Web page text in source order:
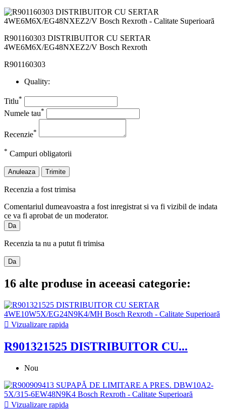
R901160303 DISTRIBUITOR CU SERTAR
4WE6M6X/EG48NXEZ2/V Bosch Rexroth
R901160303
Quality:
Titlu*
Numele tau*
Recenzie*
* Campuri obligatorii
Anuleaza Trimite
Recenzia a fost trimisa
Comentariul dumeavoastra a fost inregistrat si va fi vizibil de indata
ce va fi aprobat de un moderator.
Da
Recenzia ta nu a putut fi trimisa
Da
16 alte produse in aceeasi categorie:
 Vizualizare rapida
R901321525 DISTRIBUITOR CU...
Nou
 Vizualizare rapida